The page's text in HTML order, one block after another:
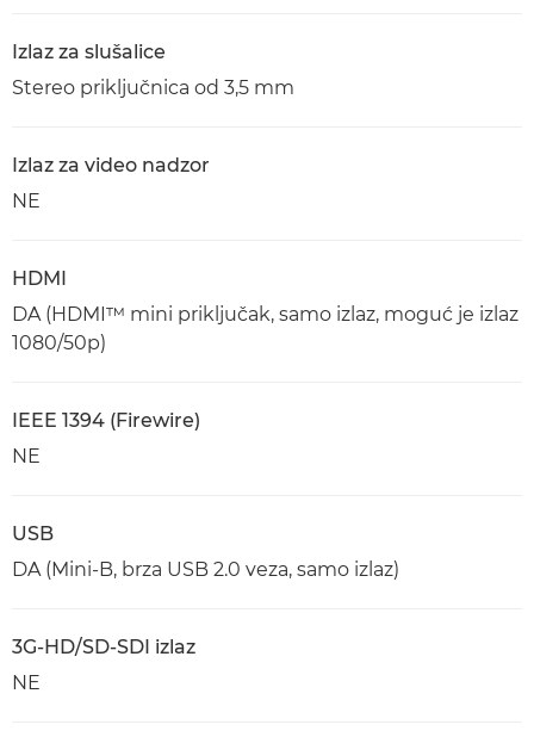
Izlaz za slušalice
Stereo priključnica od 3,5 mm
Izlaz za video nadzor
NE
HDMI
DA (HDMI™ mini priključak, samo izlaz, moguć je izlaz
1080/50p)
IEEE 1394 (Firewire)
NE
USB
DA (Mini-B, brza USB 2.0 veza, samo izlaz)
3G-HD/SD-SDI izlaz
NE